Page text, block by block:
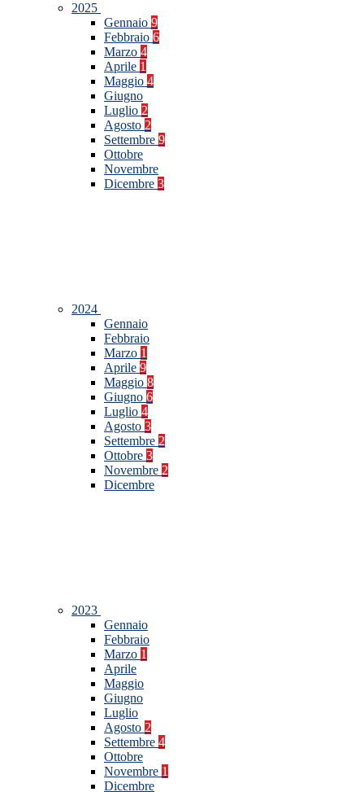
2025
Gennaio 9
Febbraio 6
Marzo 4
Aprile 1
Maggio 4
Giugno
Luglio 2
Agosto 2
Settembre 9
Ottobre
Novembre
Dicembre 3
2024
Gennaio
Febbraio
Marzo 1
Aprile 9
Maggio 8
Giugno 6
Luglio 4
Agosto 3
Settembre 2
Ottobre 3
Novembre 2
Dicembre
2023
Gennaio
Febbraio
Marzo 1
Aprile
Maggio
Giugno
Luglio
Agosto 2
Settembre 4
Ottobre
Novembre 1
Dicembre